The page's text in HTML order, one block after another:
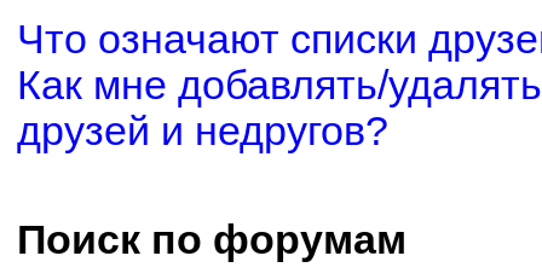
Что означают списки
Как мне добавлять/
друзей и недругов?
Поиск по форумам